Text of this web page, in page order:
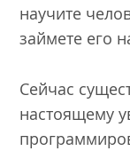
научите
займете его
Сейчас
настоящему